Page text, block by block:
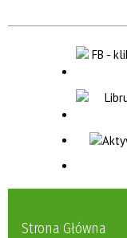
Strona Główna